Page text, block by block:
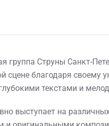
группа Струны Санкт-
сцене благодаря своему
текстами и
выступает на